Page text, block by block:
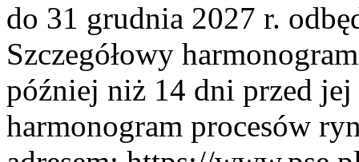
do 31 grudnia 2027 r.
Szczegółowy
później niż 14 dni przed
harmonogram procesów